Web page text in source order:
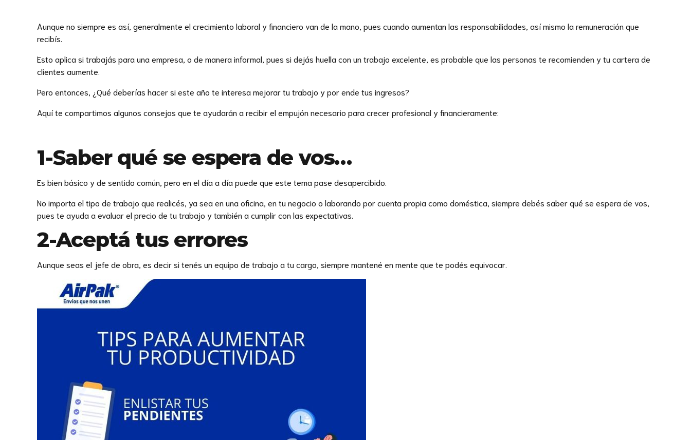
Aunque no siempre es así, generalmente el crecimiento laboral y financiero van de la mano, pues cuando aumentan las responsabilidades, así mismo la remuneración que
recibís.
Esto aplica si trabajás para una empresa, o de manera informal, pues si dejás huella con un trabajo excelente, es probable que las personas te recomienden y tu cartera de
clientes aumente.
Pero entonces, ¿Qué deberías hacer si este año te interesa mejorar tu trabajo y por ende tus ingresos?
Aquí te compartimos algunos consejos que te ayudarán a recibir el empujón necesario para crecer profesional y financieramente:
1-Saber qué se espera de vos…
Es bien básico y de sentido común, pero en el día a día puede que este tema pase desapercibido.
No importa el tipo de trabajo que realicés, ya sea en una oficina, en tu negocio o laborando por cuenta propia como doméstica, siempre debés saber qué se espera de vos,
pues te ayuda a evaluar el precio de tu trabajo y también a cumplir con las expectativas.
2-Aceptá tus errores
Aunque seas el jefe de obra, es decir si tenés un equipo de trabajo a tu cargo, siempre mantené en mente que te podés equivocar.